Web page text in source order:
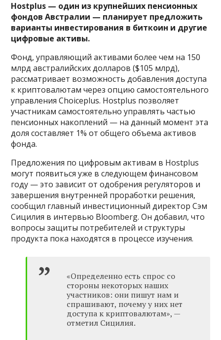
Hostplus — один из крупнейших пенсионных
фондов Австралии — планирует предложить
варианты инвестирования в биткоин и другие
цифровые активы.
Фонд, управляющий активами более чем на 150
млрд австралийских долларов ($105 млрд),
рассматривает возможность добавления доступа
к криптовалютам через опцию самостоятельного
управления Choiceplus. Hostplus позволяет
участникам самостоятельно управлять частью
пенсионных накоплений — на данный момент эта
доля составляет 1% от общего объема активов
фонда.
Предложения по цифровым активам в Hostplus
могут появиться уже в следующем финансовом
году — это зависит от одобрения регуляторов и
завершения внутренней проработки решения,
сообщил главный инвестиционный директор Сэм
Сицилия в интервью Bloomberg. Он добавил, что
вопросы защиты потребителей и структуры
продукта пока находятся в процессе изучения.
«Определенно есть спрос со
стороны некоторых наших
участников: они пишут нам и
спрашивают, почему у них нет
доступа к криптовалютам», —
отметил Сицилия.